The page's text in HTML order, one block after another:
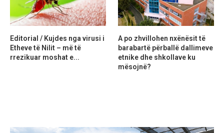
Editorial / Kujdes nga virusi i
Etheve të Nilit – më të
rrezikuar moshat e...
A po zhvillohen nxënësit të
barabartë përballë dallimeve
etnike dhe shkollave ku
mësojnë?